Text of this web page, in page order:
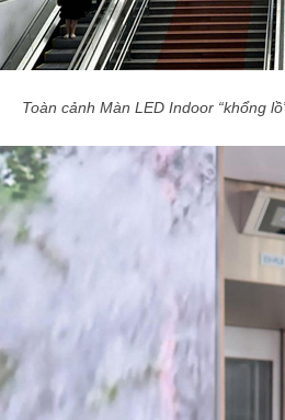
Toàn cảnh Màn LED Indoor “khổng